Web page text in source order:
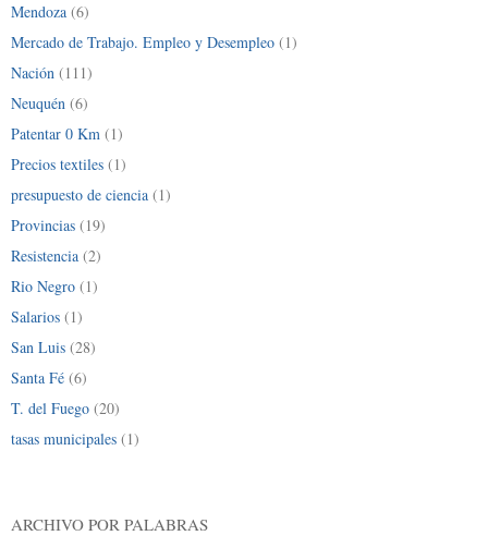
Mendoza (6)
Mercado de Trabajo. Empleo y Desempleo (1)
Nación (111)
Neuquén (6)
Patentar 0 Km (1)
Precios textiles (1)
presupuesto de ciencia (1)
Provincias (19)
Resistencia (2)
Rio Negro (1)
Salarios (1)
San Luis (28)
Santa Fé (6)
T. del Fuego (20)
tasas municipales (1)
ARCHIVO POR PALABRAS